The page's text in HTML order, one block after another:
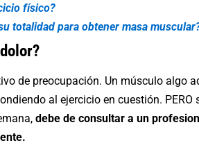
físico?
totalidad para obtener masa
de preocupación. Un músculo algo
al ejercicio en cuestión. PERO
debe de consultar a un